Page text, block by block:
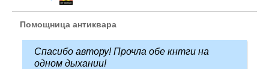
Помощница антиквара
Спасибо автору! Прочла обе кнтги на
одном дыхании!